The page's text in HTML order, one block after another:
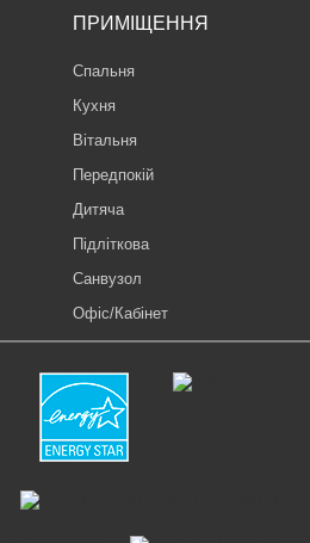
ПРИМІЩЕННЯ
Спальня
Кухня
Вітальня
Передпокій
Дитяча
Підліткова
Санвузол
Офіс/Кабінет